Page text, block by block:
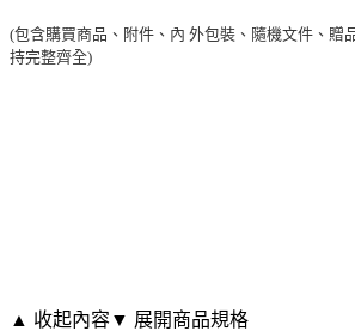
(包含購買商品、附件、內 外包裝、隨機文件、贈
持完整齊全)
▲ 收起內容▼ 展開商品規格